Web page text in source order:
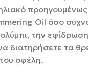
Oil όσο
την
διατηρήσετε τα
οφέλη.